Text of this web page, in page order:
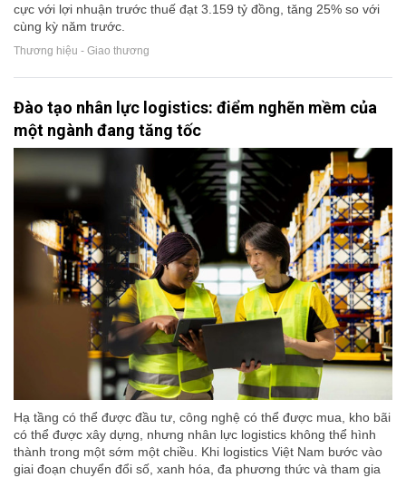
cực với lợi nhuận trước thuế đạt 3.159 tỷ đồng, tăng 25% so với
cùng kỳ năm trước.
Thương hiệu - Giao thương
Đào tạo nhân lực logistics: điểm nghẽn mềm của
một ngành đang tăng tốc
Hạ tầng có thể được đầu tư, công nghệ có thể được mua, kho bãi
có thể được xây dựng, nhưng nhân lực logistics không thể hình
thành trong một sớm một chiều. Khi logistics Việt Nam bước vào
giai đoạn chuyển đổi số, xanh hóa, đa phương thức và tham gia